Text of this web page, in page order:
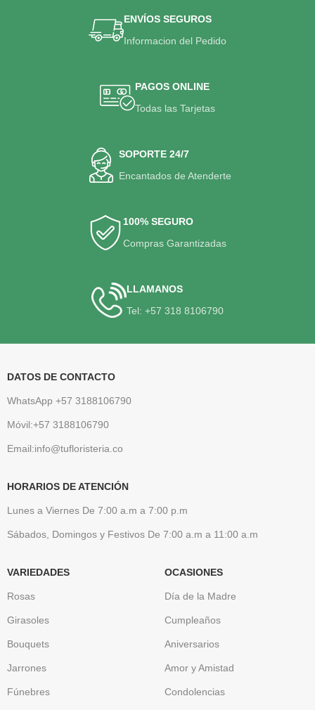
ENVÍOS SEGUROS
Informacion del Pedido
PAGOS ONLINE
Todas las Tarjetas
SOPORTE 24/7
Encantados de Atenderte
100% SEGURO
Compras Garantizadas
LLAMANOS
Tel: +57 318 8106790
DATOS DE CONTACTO
WhatsApp +57 3188106790
Móvil:+57 3188106790
Email:info@tufloristeria.co
HORARIOS DE ATENCIÓN
Lunes a Viernes De 7:00 a.m a 7:00 p.m
Sábados, Domingos y Festivos De 7:00 a.m a 11:00 a.m
VARIEDADES
Rosas
Girasoles
Bouquets
Jarrones
Fúnebres
OCASIONES
Día de la Madre
Cumpleaños
Aniversarios
Amor y Amistad
Condolencias